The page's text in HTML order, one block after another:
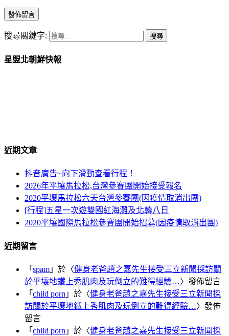
搜尋關鍵字:
星盟北朝鮮快報
北朝鮮政府規定所有美國國籍遊客不可搭乘火車出境
搭乘飛機。
近期文章
抖音廣告~向下滑動查看行程！
2026年平壤馬拉松,台灣參賽團開始接受報名
2020平壤馬拉松六天台灣參賽團(因疫情取消出團)
[行程]五星一次遊雙國紅海灘及北韓八日
2020平壤國際馬拉松參賽團開始招募(因疫情取消出團)
近期留言
「 spam 」於〈健身老爸趙之嘉先生接受三立新聞採訪關
於平壤地鐵上秀肌肉及玩倒立的難得經驗…〉發佈留言
「 child porn 」於〈健身老爸趙之嘉先生接受三立新聞採
訪關於平壤地鐵上秀肌肉及玩倒立的難得經驗…〉發佈
留言
「 child porn 」於〈健身老爸趙之嘉先生接受三立新聞採